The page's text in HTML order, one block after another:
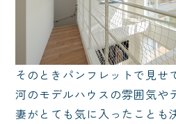
そのときパンフレットで見せ
河のモデルハウスの雰囲気や
妻がとても気に入ったことも